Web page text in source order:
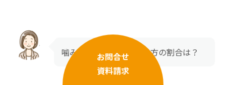
噛み合わせを忘れている方の割合は？
お問合せ
資料請求